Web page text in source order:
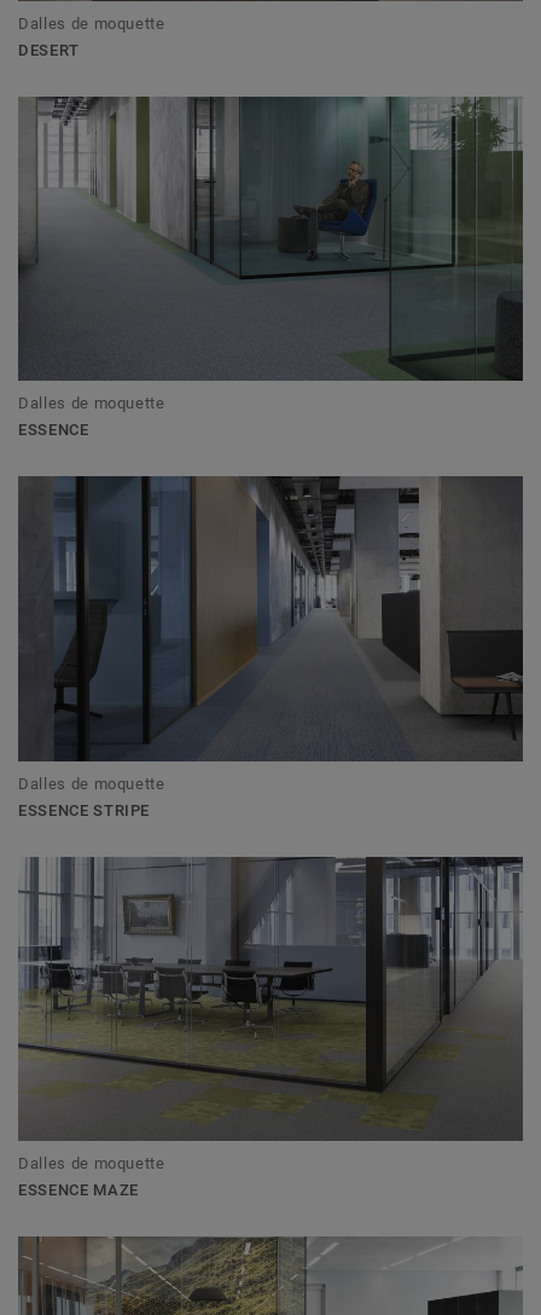
Dalles de moquette
DESERT
Dalles de moquette
ESSENCE
Dalles de moquette
ESSENCE STRIPE
Dalles de moquette
ESSENCE MAZE